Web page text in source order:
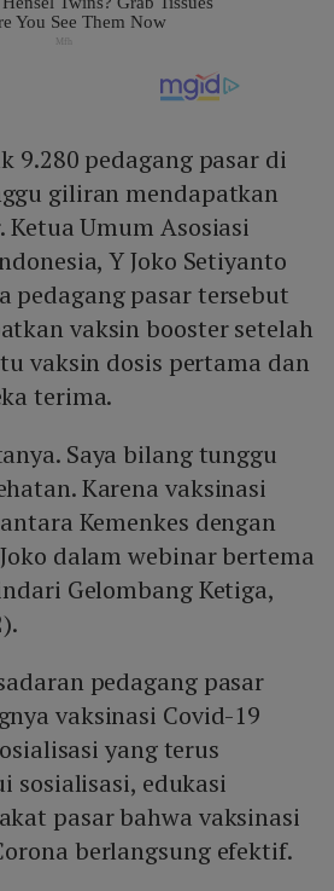
9.280 pedagang pasar di
giliran mendapatkan
Ketua Umum Asosiasi
Y Joko Setiyanto
pedagang pasar tersebut
vaksin booster setelah
vaksin dosis pertama dan
terima.
Saya bilang tunggu
Karena vaksinasi
Kemenkes dengan
dalam webinar bertema
Gelombang Ketiga,
pedagang pasar
vaksinasi Covid-19
yang terus
sosialisasi, edukasi
pasar bahwa vaksinasi
berlangsung efektif.